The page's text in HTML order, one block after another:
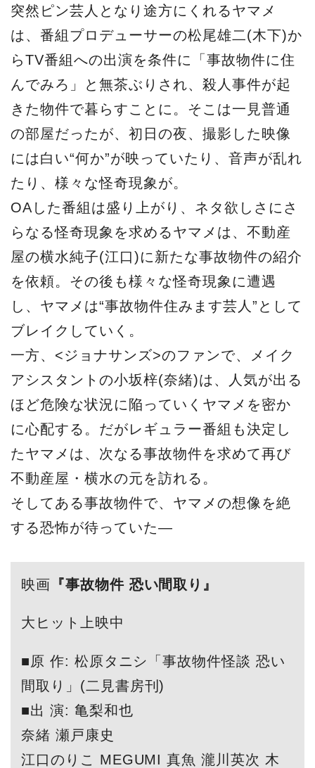
突然ピン芸人となり途方にくれるヤマメ
は、番組プロデューサーの松尾雄二(木下)か
らTV番組への出演を条件に「事故物件に住
んでみろ」と無茶ぶりされ、殺人事件が起
きた物件で暮らすことに。そこは一見普通
の部屋だったが、初日の夜、撮影した映像
には白い“何か”が映っていたり、音声が乱れ
たり、様々な怪奇現象が。
OAした番組は盛り上がり、ネタ欲しさにさ
らなる怪奇現象を求めるヤマメは、不動産
屋の横水純子(江口)に新たな事故物件の紹介
を依頼。その後も様々な怪奇現象に遭遇
し、ヤマメは“事故物件住みます芸人”として
ブレイクしていく。
一方、<ジョナサンズ>のファンで、メイク
アシスタントの小坂梓(奈緒)は、人気が出る
ほど危険な状況に陥っていくヤマメを密か
に心配する。だがレギュラー番組も決定し
たヤマメは、次なる事故物件を求めて再び
不動産屋・横水の元を訪れる。
そしてある事故物件で、ヤマメの想像を絶
する恐怖が待っていた―
映画 『事故物件 恐い間取り』
大ヒット上映中
■原 作: 松原タニシ「事故物件怪談 恐い
間取り」(二見書房刊)
■出 演: 亀梨和也
奈緒 瀬戸康史
江口のりこ MEGUMI 真魚 瀧川英次 木